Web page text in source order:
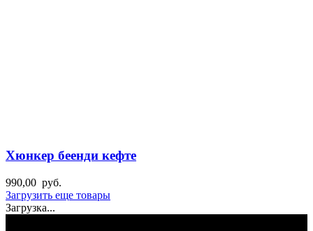
Хюнкер беенди кефте
990,00 руб.
Загрузить еще товары
Загрузка...